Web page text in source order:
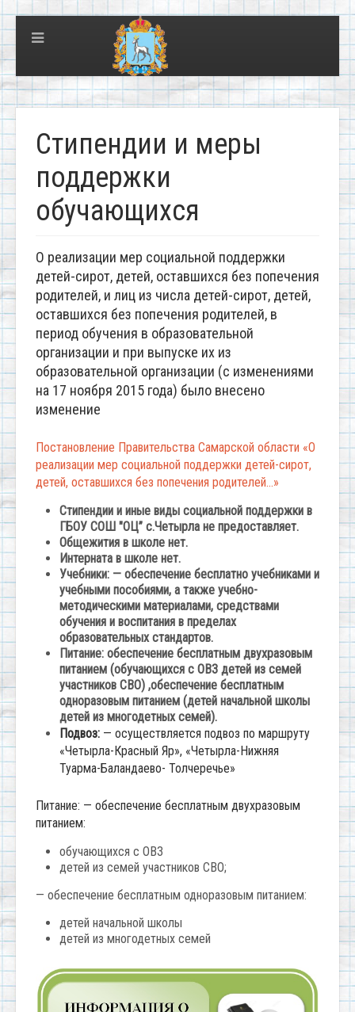
Стипендии и меры
поддержки
обучающихся
О реализации мер социальной поддержки
детей-сирот, детей, оставшихся без попечения
родителей, и лиц из числа детей-сирот, детей,
оставшихся без попечения родителей, в
период обучения в образовательной
организации и при выпуске их из
образовательной организации (с изменениями
на 17 ноября 2015 года) было внесено
изменение
Постановление Правительства Самарской области «О
реализации мер социальной поддержки детей-сирот,
детей, оставшихся без попечения родителей…»
Стипендии и иные виды социальной поддержки в
ГБОУ СОШ ″ОЦ” с.Четырла не предоставляет.
Общежития в школе нет.
Интерната в школе нет.
Учебники: — обеспечение бесплатно учебниками и
учебными пособиями, а также учебно-
методическими материалами, средствами
обучения и воспитания в пределах
образовательных стандартов.
Питание: обеспечение бесплатным двухразовым
питанием (обучающихся с ОВЗ детей из семей
участников СВО) ,обеспечение бесплатным
одноразовым питанием (детей начальной школы
детей из многодетных семей).
Подвоз: — осуществляется подвоз по маршруту
«Четырла-Красный Яр», «Четырла-Нижняя
Туарма-Баландаево- Толчеречье»
Питание: — обеспечение бесплатным двухразовым
питанием:
обучающихся с ОВЗ
детей из семей участников СВО;
— обеспечение бесплатным одноразовым питанием:
детей начальной школы
детей из многодетных семей